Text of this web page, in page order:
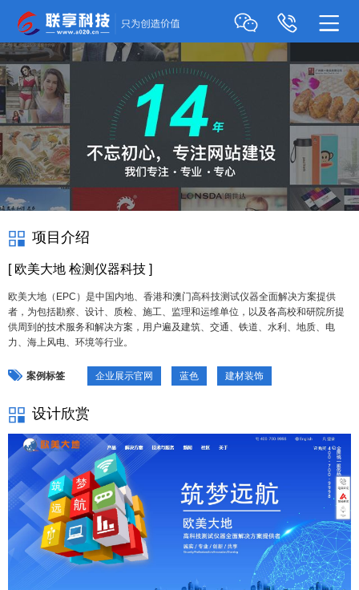
项目介绍
[ 欧美大地 检测仪器科技 ]
欧美大地（EPC）是中国内地、香港和澳门高科技测试仪器全面解决方案提供
者，为包括勘察、设计、质检、施工、监理和运维单位，以及各高校和研院所提
供周到的技术服务和解决方案，用户遍及建筑、交通、铁道、水利、地质、电
力、海上风电、环境等行业。
案例标签 企业展示官网 蓝色 建材装饰
设计欣赏